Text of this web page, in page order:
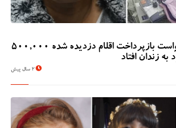
دزد سریالی که با درخواست بازپرداخت اقلام دزدیده شده 500,000
زندان افتاد
2 سال پیش